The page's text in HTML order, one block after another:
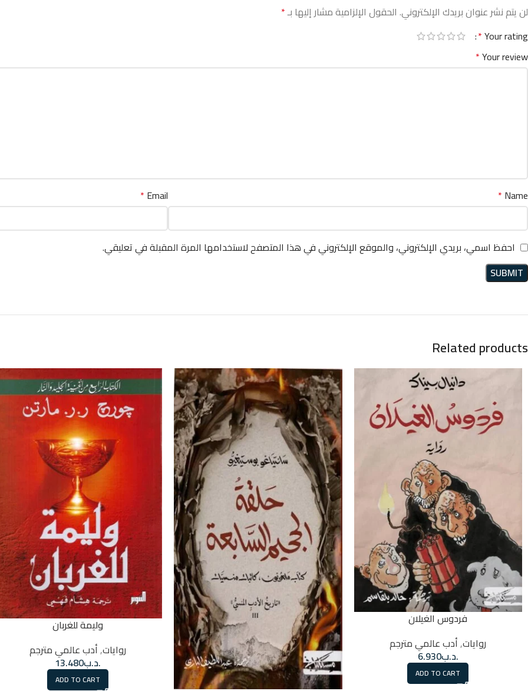
لن يتم نشر عنوان بريدك الإلكتروني. الحقول الإلزامية مشار إليها بـ*
Your rating
*
Your review
*
Name
*
Email
*
احفظ اسمي، بريدي الإلكتروني، والموقع الإلكتروني في هذا المتصفح لاستخدامها المرة المقبلة في تعليقي.
Related products
فردوس الغيلان
روايات,أدب عالمي مترجم
.د.ب6.930
ADD TO CART
وليمة للغربان
روايات,أدب عالمي مترجم
.د.ب13.480
ADD TO CART